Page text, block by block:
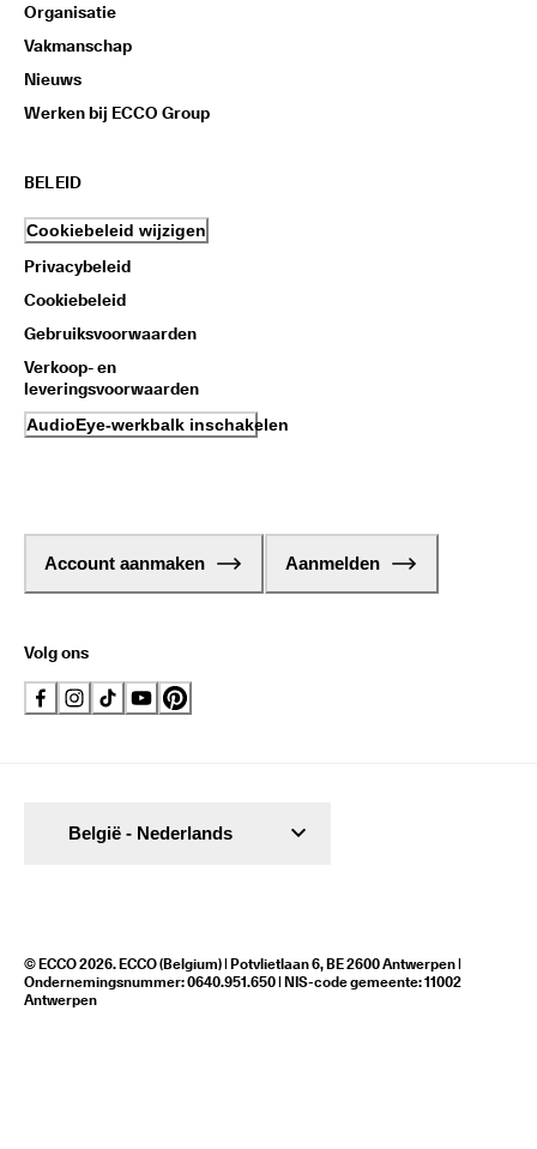
Organisatie
Vakmanschap
Nieuws
Werken bij ECCO Group
BELEID
Cookiebeleid wijzigen
Privacybeleid
Cookiebeleid
Gebruiksvoorwaarden
Verkoop- en
leveringsvoorwaarden
AudioEye-werkbalk inschakelen
Account aanmaken Aanmelden
Volg ons
© ECCO 2026. ECCO (Belgium) | Potvlietlaan 6, BE 2600 Antwerpen |
Ondernemingsnummer: 0640.951.650 | NIS-code gemeente: 11002
Antwerpen
België - Nederlands